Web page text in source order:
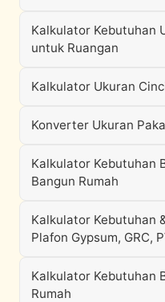
Kalkulator Kebutuhan
untuk Ruangan
Kalkulator Ukuran
Konverter Ukuran
Kalkulator Kebutuhan
Bangun Rumah
Kalkulator Kebutuhan
Plafon Gypsum, GRC,
Kalkulator Kebutuhan
Rumah